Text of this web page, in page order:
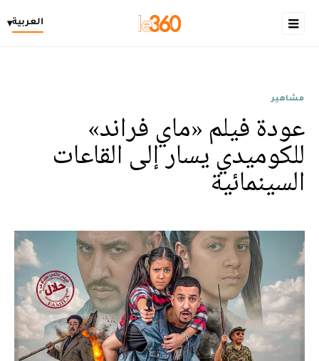
العربية▾
مشاهير
عودة فيلم «ماي فراند»
للكوميدي يسار إلى القاعات
السينمائية